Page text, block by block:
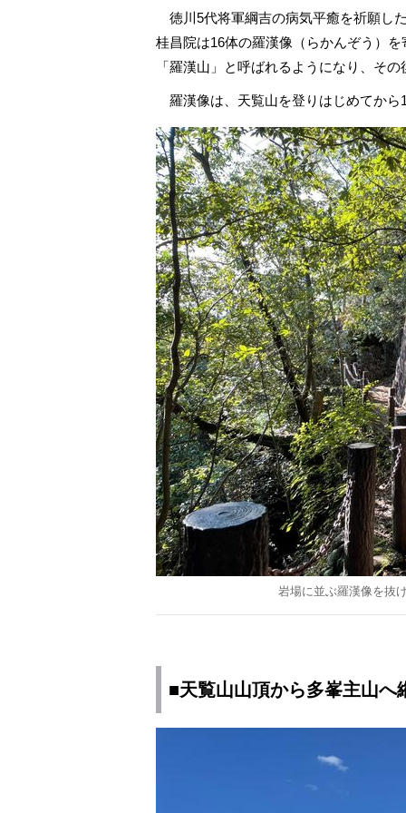
徳川5代将軍綱吉の病気平癒を祈願し
桂昌院は16体の羅漢像（らかんぞう）
「羅漢山」と呼ばれるようになり、そ
羅漢像は、天覧山を登りはじめてから
岩場に並ぶ羅漢像を抜
■天覧山山頂から多峯主山へ